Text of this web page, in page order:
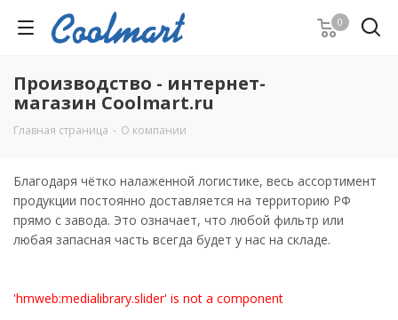
0
Производство - интернет-
магазин Coolmart.ru
Главная страница - О компании
Благодаря чётко налаженной логистике, весь ассортимент
продукции постоянно доставляется на территорию РФ
прямо с завода. Это означает, что любой фильтр или
любая запасная часть всегда будет у нас на складе.
'hmweb:medialibrary.slider' is not a component